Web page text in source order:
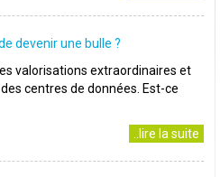
devenir une bulle ?
valorisations extraordinaires et
centres de données. Est-ce
..lire la suite